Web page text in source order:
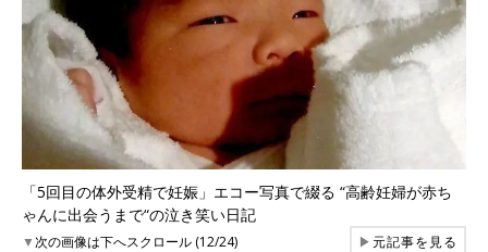
「5回目の体外受精で妊娠」エコー写真で綴る “高齢妊婦が赤ち
ゃんに出会うまで“の泣き笑い日記
▼次の画像は下へスクロール (12/24) ▶元記事を見る